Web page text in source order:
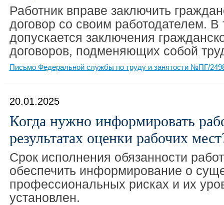
Работник вправе заключить
договор со своим работодателем.
допускается заключения
договоров, подменяющих собой
Письмо Федеральной службы по труду и занятости №ПГ/
20.01.2025
Когда нужно информировать
результатах оценки рабочих
Срок исполнения обязанности
обеспечить информирование о
профессиональных рисках и их
установлен.